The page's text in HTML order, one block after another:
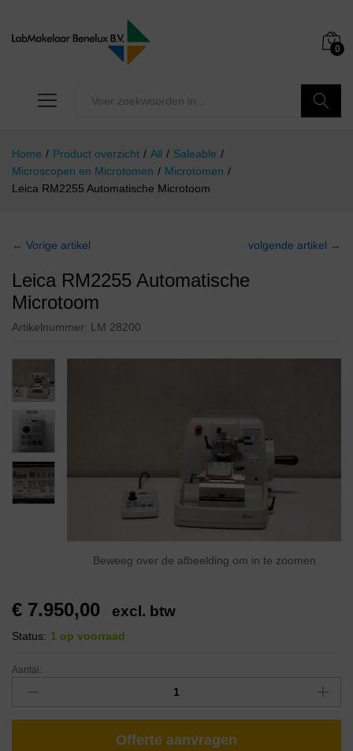
0
Home / Product overzicht / All / Saleable /
Microscopen en Microtomen / Microtomen /
Leica RM2255 Automatische Microtoom
← Vorige artikel volgende artikel →
Leica RM2255 Automatische
Microtoom
Artikelnummer: LM 28200
Beweeg over de afbeelding om in te zoomen
€ 7.950,00 excl. btw
Status: 1 op voorraad
Aantal:
Offerte aanvragen